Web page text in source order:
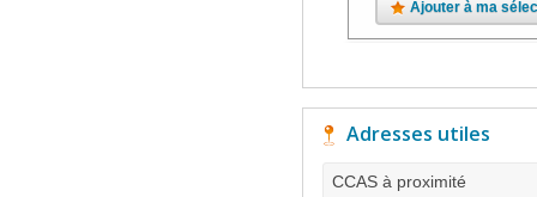
Ajouter à ma
Adresses utiles
CCAS à proximité